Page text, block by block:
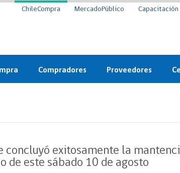
ChileCompra MercadoPúblico Capacitación
Compradores
Circular
Compra Ágil
Tipos de Licitaciones
Proveedores
Licitaciones
concluyó exitosamente la
de este sábado 10 de agosto